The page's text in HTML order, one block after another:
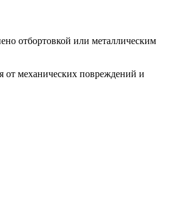
отбортовкой или металлическим
от механических повреждений и